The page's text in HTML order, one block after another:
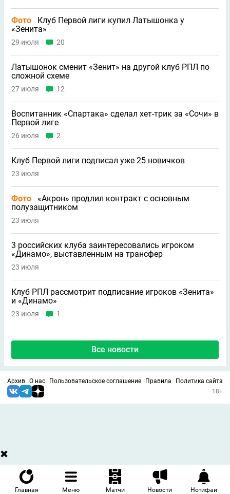
Главная Меню Матчи Новости Нотифаи
Фото
Клуб Первой лиги купил Латышонка у
«Зенита»
29 июля 20
Латышонок сменит «Зенит» на другой клуб РПЛ по
сложной схеме
27 июля 12
Воспитанник «Спартака» сделал хет-трик за «Сочи» в
Первой лиге
26 июля 2
Клуб Первой лиги подписал уже 25 новичков
23 июля
Фото
«Акрон» продлил контракт с основным
полузащитником
23 июля
3 российских клуба заинтересовались игроком
«Динамо», выставленным на трансфер
23 июля
Клуб РПЛ рассмотрит подписание игроков «Зенита»
и «Динамо»
23 июля 1
Все новости
Архив О нас Пользовательское соглашение Правила
Политика сайта
18+